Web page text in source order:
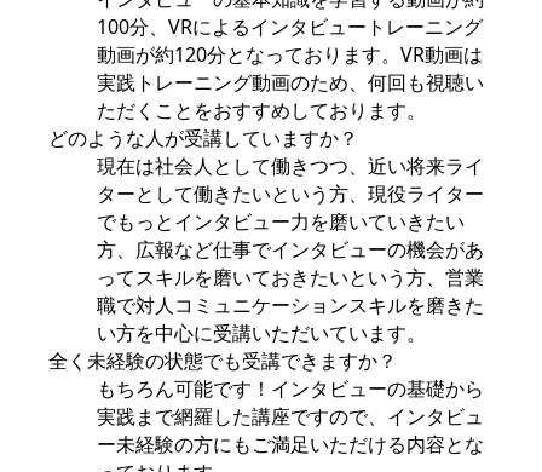
100分、VRによるインタビュートレーニング
動画が約120分となっております。VR動画は
実践トレーニング動画のため、何回も視聴い
ただくことをおすすめしております。
どのような人が受講していますか？
現在は社会人として働きつつ、近い将来ライ
ターとして働きたいという方、現役ライター
でもっとインタビュー力を磨いていきたい
方、広報など仕事でインタビューの機会があ
ってスキルを磨いておきたいという方、営業
職で対人コミュニケーションスキルを磨きた
い方を中心に受講いただいています。
全く未経験の状態でも受講できますか？
もちろん可能です！インタビューの基礎から
実践まで網羅した講座ですので、インタビュ
ー未経験の方にもご満足いただける内容とな